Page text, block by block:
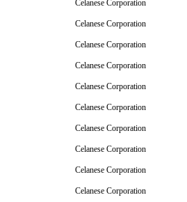
Celanese Corporation
Celanese Corporation
Celanese Corporation
Celanese Corporation
Celanese Corporation
Celanese Corporation
Celanese Corporation
Celanese Corporation
Celanese Corporation
Celanese Corporation